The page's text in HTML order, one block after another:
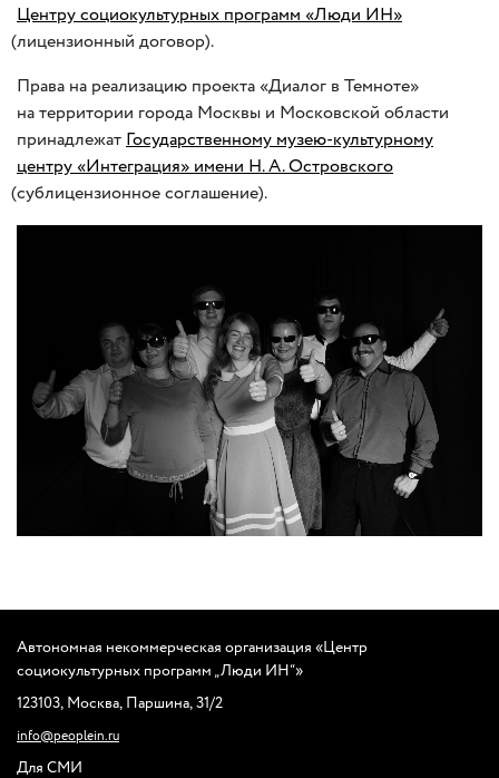
Центру социокультурных программ«Люди ИН»
(лицензионный договор).
Права на реализацию проекта«Диалог в Темноте»
на территории города Москвы и Московской области
принадлежатГосударственному музею-культурному
центру«Интеграция» имени Н. А. Островского
(сублицензионное соглашение).
Автономная некоммерческая организация «Центр
социокультурных программ „Люди ИН“»
123103, Москва, Паршина,31/2
info@peoplein.ru
Для СМИ